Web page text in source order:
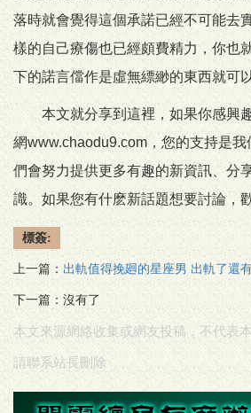
落時就會覺得這個承諾已經不可能去
樣的自己療傷也已經頗費精力，你也
下的諾言儅作是虛無縹緲的東西就可
本文就分享到這裡，如果你感興
網www.chaodu9.com，您的支持是
們會努力提供更多有趣的新資訊、分
識。如果您有什麽新話題想要討論，
標簽:
上一篇： 出軌值得挽廻的星座男 出軌了還
下一篇：沒有了
本文來源網絡收集或網友投稿，不代表
請聯系站長刪除